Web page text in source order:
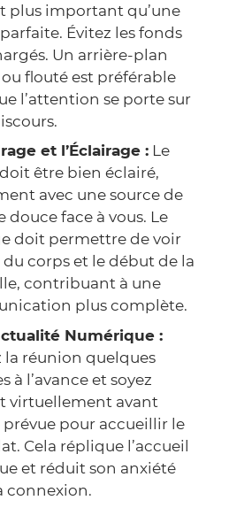
plus important qu’une
Évitez les fonds
Un arrière-plan
flouté est préférable
l’attention se porte sur
et l’Éclairage : Le
être bien éclairé,
avec une source de
douce face à vous. Le
doit permettre de voir
du corps et le début de la
contribuant à une
plus complète.
Numérique :
la réunion quelques
à l’avance et soyez
virtuellement avant
prévue pour accueillir le
Cela réplique l’accueil
et réduit son anxiété
connexion.